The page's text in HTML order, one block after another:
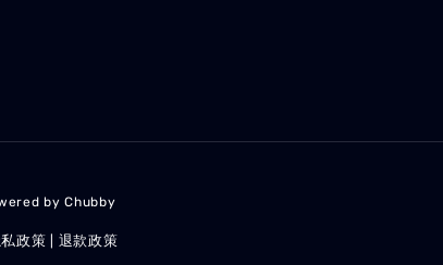
by Chubby
政策 退款政策